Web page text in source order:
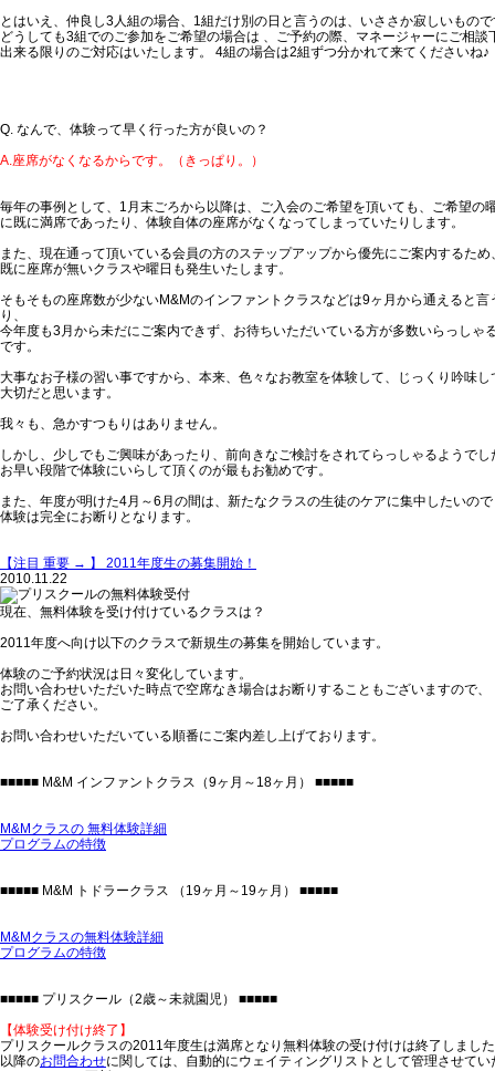
とはいえ、仲良し3人組の場合、1組だけ別の日と言うのは、いささか寂しいもの
どうしても3組でのご参加をご希望の場合は 、ご予約の際、マネージャーにご相談
出来る限りのご対応はいたします。 4組の場合は2組ずつ分かれて来てくださいね♪
Q. なんで、体験って早く行った方が良いの？
A.座席がなくなるからです。（きっぱり。）
毎年の事例として、1月末ごろから以降は、ご入会のご希望を頂いても、ご希望の
に既に満席であったり、体験自体の座席がなくなってしまっていたりします。
また、現在通って頂いている会員の方のステップアップから優先にご案内するため
既に座席が無いクラスや曜日も発生いたします。
そもそもの座席数が少ないM&Mのインファントクラスなどは9ヶ月から通えると言
り、
今年度も3月から未だにご案内できず、お待ちいただいている方が多数いらっしゃ
です。
大事なお子様の習い事ですから、本来、色々なお教室を体験して、じっくり吟味し
大切だと思います。
我々も、急かすつもりはありません。
しかし、少しでもご興味があったり、前向きなご検討をされてらっしゃるようでし
お早い段階で体験にいらして頂くのが最もお勧めです。
また、年度が明けた4月～6月の間は、新たなクラスの生徒のケアに集中したいので
体験は完全にお断りとなります。
【注目 重要 → 】 2011年度生の募集開始！
2010.11.22
現在、無料体験を受け付けているクラスは？
2011年度へ向け以下のクラスで新規生の募集を開始しています。
体験のご予約状況は日々変化しています。
お問い合わせいただいた時点で空席なき場合はお断りすることもございますので、
ご了承ください。
お問い合わせいただいている順番にご案内差し上げております。
■■■■■ M&M インファントクラス（9ヶ月～18ヶ月） ■■■■■
M&Mクラスの 無料体験詳細
プログラムの特徴
■■■■■ M&M トドラークラス （19ヶ月～19ヶ月） ■■■■■
M&Mクラスの無料体験詳細
プログラムの特徴
■■■■■ プリスクール（2歳～未就園児） ■■■■■
【体験受け付け終了】
プリスクールクラスの2011年度生は満席となり無料体験の受け付けは終了しまし
以降のお問合わせに関しては、自動的にウェイティングリストとして管理させてい